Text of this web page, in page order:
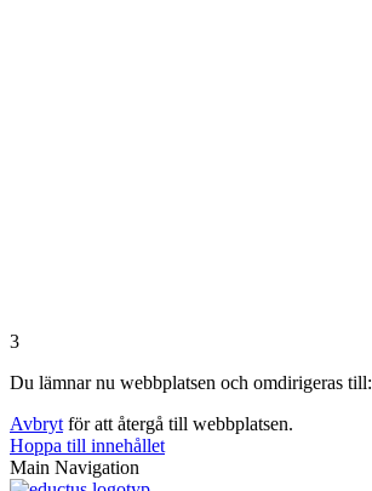
3
Du lämnar nu webbplatsen och omdirigeras till:
Avbryt för att återgå till webbplatsen.
Hoppa till innehållet
Main Navigation